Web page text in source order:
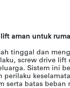
aman untuk
tinggal dan
screw drive lift
Sistem ini
perilaku
serta batas beban